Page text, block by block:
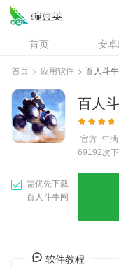
首页 安
资讯
问答
首页 > 应用软件 > 百人斗
百人
官方 年
69192次
需优先下载
百人斗牛网
软件教程